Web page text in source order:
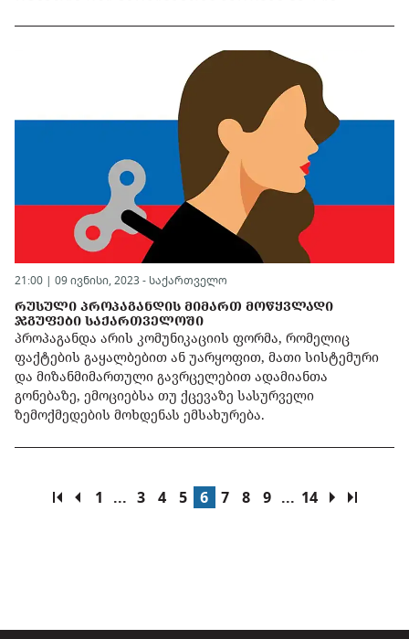
21:00 | 09 ივნისი, 2023 - საქართველო
ᲠᲣᲡᲣᲚᲘ ᲞᲠᲝᲞᲐᲒᲐᲜᲓᲘᲡ ᲛᲘᲛᲐᲠᲗ ᲛᲝᲬᲧᲕᲚᲐᲓᲘ
ᲯᲒᲣᲤᲔᲑᲘ ᲡᲐᲥᲐᲠᲗᲕᲔᲚᲝᲨᲘ
პროპაგანდა არის კომუნიკაციის ფორმა, რომელიც
ფაქტების გაყალბებით ან უარყოფით, მათი სისტემური
და მიზანმიმართული გავრცელებით ადამიანთა
გონებაზე, ემოციებსა თუ ქცევაზე სასურველი
ზემოქმედების მოხდენას ემსახურება.
1 ... 3 4 5 6 7 8 9 ... 14